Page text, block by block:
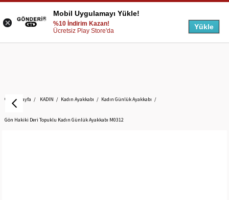
Anasayfa KADIN Kadın Ayakkabı Kadın Günlük Ayakkabı
Gön Hakiki Deri Topuklu Kadın Günlük Ayakkabı M0312
Mobil Uygulamayı Yükle!
%10 İndirim Kazan!
Ücretsiz Play Store'da
Yükle